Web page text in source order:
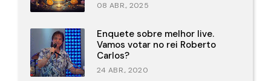
08 ABR., 2025
Enquete sobre melhor live.
Vamos votar no rei Roberto
Carlos?
24 ABR., 2020